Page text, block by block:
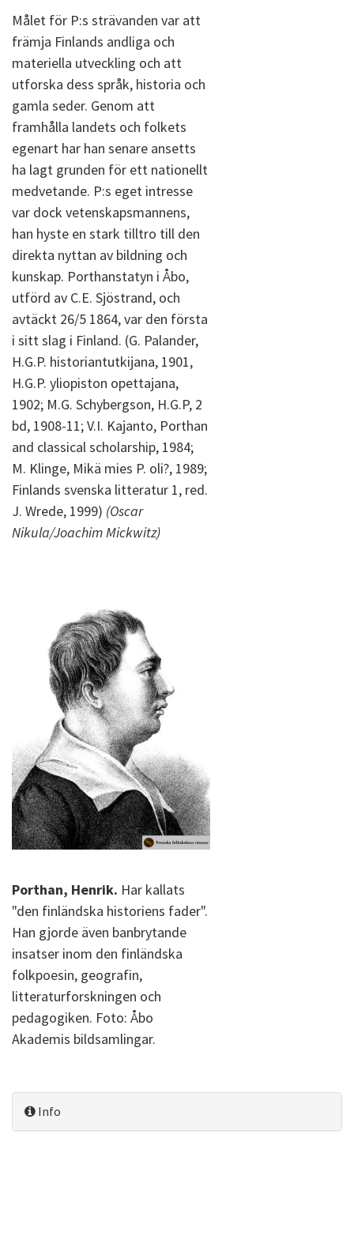
Målet för P:s strävanden var att
främja Finlands andliga och
materiella utveckling och att
utforska dess språk, historia och
gamla seder. Genom att
framhålla landets och folkets
egenart har han senare ansetts
ha lagt grunden för ett nationellt
medvetande. P:s eget intresse
var dock vetenskapsmannens,
han hyste en stark tilltro till den
direkta nyttan av bildning och
kunskap. Porthanstatyn i Åbo,
utförd av C.E. Sjöstrand, och
avtäckt 26/5 1864, var den första
i sitt slag i Finland. (G. Palander,
H.G.P. historiantutkijana, 1901,
H.G.P. yliopiston opettajana,
1902; M.G. Schybergson, H.G.P, 2
bd, 1908-11; V.I. Kajanto, Porthan
and classical scholarship, 1984;
M. Klinge, Mikä mies P. oli?, 1989;
Finlands svenska litteratur 1, red.
J. Wrede, 1999) (Oscar
Nikula/Joachim Mickwitz)
Porthan, Henrik. Har kallats
"den finländska historiens fader".
Han gjorde även banbrytande
insatser inom den finländska
folkpoesin, geografin,
litteraturforskningen och
pedagogiken. Foto: Åbo
Akademis bildsamlingar.
Info